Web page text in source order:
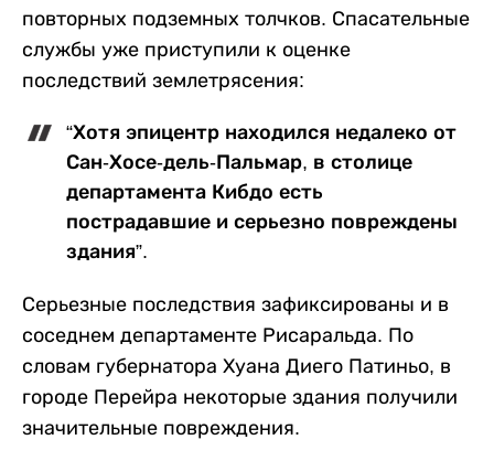
повторных подземных толчков. Спасательные
службы уже приступили к оценке
последствий землетрясения:
“Хотя эпицентр находился недалеко от
Сан-Хосе-дель-Пальмар, в столице
департамента Кибдо есть
пострадавшие и серьезно повреждены
здания”.
Серьезные последствия зафиксированы и в
соседнем департаменте Рисаральда. По
словам губернатора Хуана Диего Патиньо, в
городе Перейра некоторые здания получили
значительные повреждения.